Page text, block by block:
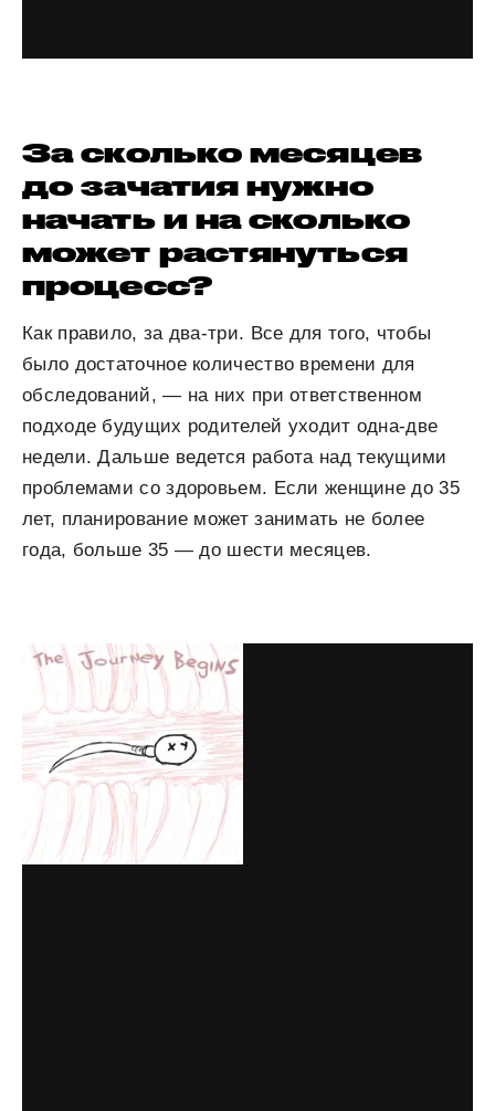
За сколько месяцев
до зачатия нужно
начать и на сколько
может растянуться
процесс?
Как правило, за два-три. Все для того, чтобы
было достаточное количество времени для
обследований, — на них при ответственном
подходе будущих родителей уходит одна-две
недели. Дальше ведется работа над текущими
проблемами со здоровьем. Если женщине до 35
лет, планирование может занимать не более
года, больше 35 — до шести месяцев.